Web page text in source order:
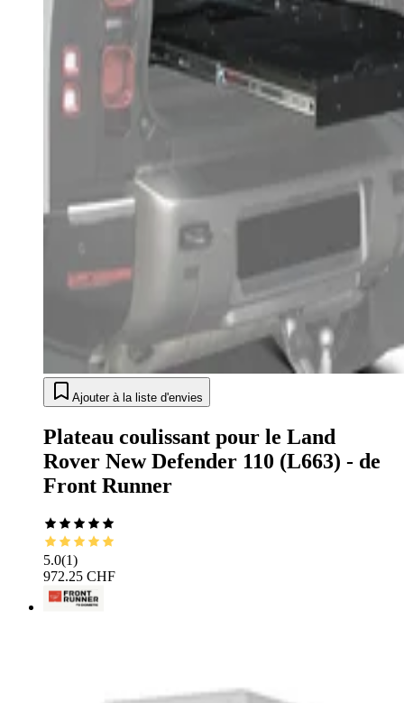
Ajouter à la liste d'envies
Plateau coulissant pour le Land
Rover New Defender 110 (L663) - de
Front Runner
5.0(1)
972.25 CHF